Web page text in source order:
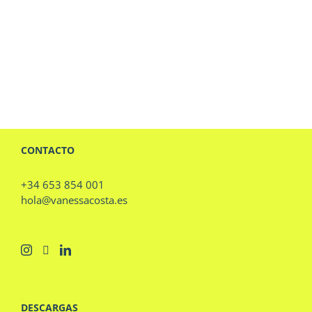
CONTACTO
+34 653 854 001
hola@vanessacosta.es
DESCARGAS